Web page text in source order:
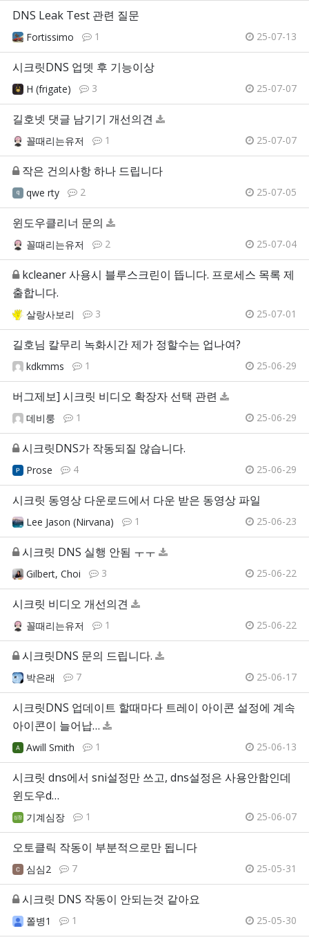
DNS Leak Test 관련 질문
Fortissimo 1 25-07-13
시크릿DNS 업뎃 후 기능이상
H (frigate) 3 25-07-07
길호넷 댓글 남기기 개선의견
꼴때리는유저 1 25-07-07
작은 건의사항 하나 드립니다
qwe rty 2 25-07-05
윈도우클리너 문의
꼴때리는유저 2 25-07-04
kcleaner 사용시 블루스크린이 뜹니다. 프로세스 목록 제
출합니다.
살랑사보리 3 25-07-01
길호님 칼무리 녹화시간 제가 정할수는 업나여?
kdkmms 1 25-06-29
버그제보] 시크릿 비디오 확장자 선택 관련
데비룽 1 25-06-29
시크릿DNS가 작동되질 않습니다.
Prose 4 25-06-29
시크릿 동영상 다운로드에서 다운 받은 동영상 파일
Lee Jason (Nirvana) 1 25-06-23
시크릿 DNS 실행 안됨 ㅜㅜ
Gilbert, Choi 3 25-06-22
시크릿 비디오 개선의견
꼴때리는유저 1 25-06-22
시크릿DNS 문의 드립니다.
박은래 7 25-06-17
시크릿DNS 업데이트 할때마다 트레이 아이콘 설정에 계속
아이콘이 늘어납…
Awill Smith 1 25-06-13
시크릿 dns에서 sni설정만 쓰고, dns설정은 사용안함인데
윈도우d…
기계심장 1 25-06-07
오토클릭 작동이 부분적으로만 됩니다
심심2 7 25-05-31
시크릿 DNS 작동이 안되는것 같아요
쫄병1 1 25-05-30